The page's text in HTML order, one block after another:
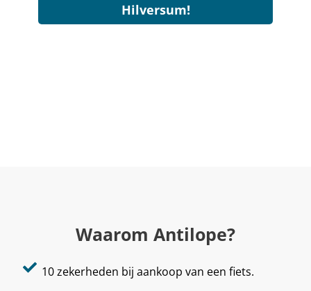
Hilversum!
Waarom Antilope?
10 zekerheden bij aankoop van een fiets.